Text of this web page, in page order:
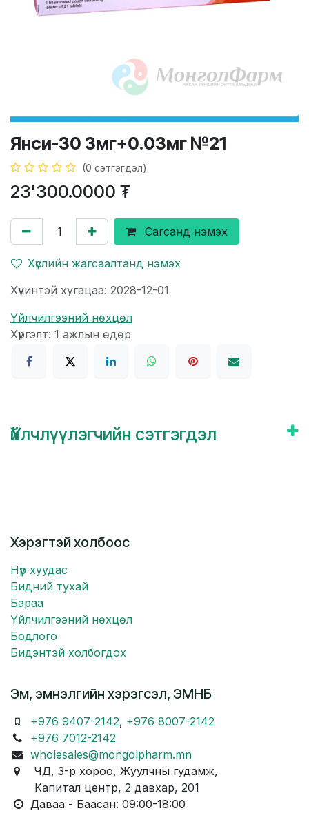
Янси-30 3мг+0.03мг №21
(0 сэтгэгдэл)
23'300.0000 ₮
Сагсанд нэмэх
Хүслийн жагсаалтанд нэмэх
Хүчинтэй хугацаа: 2028-12-01
Үйлчилгээний нөхцөл
Хүргэлт: 1 ажлын өдөр
Үйлчлүүлэгчийн сэтгэгдэл
Хэрэгтэй холбоос
Нүүр хуудас
Бидний тухай
Бараа
Үйлчилгээний нөхцөл
Бодлого
Бидэнтэй холбогдох
Эм, эмнэлгийн хэрэгсэл, ЭМНБ
+976 9407-2142, +976 8007-2142
+976 7012-2142
wholesales@mongolpharm.mn
ЧД, 3-р хороо, Жуулчны гудамж,
Капитал центр, 2 давхар, 201
Даваа - Баасан: 09:00-18:00